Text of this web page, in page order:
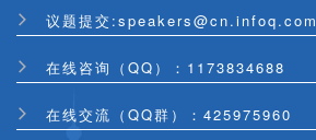
议题提交:speakers@cn.infoq.com
在线咨询（QQ）：1173834688
在线交流（QQ群）：425975960